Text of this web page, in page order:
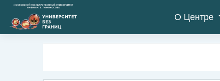
О Центре
Salta al contenido principal